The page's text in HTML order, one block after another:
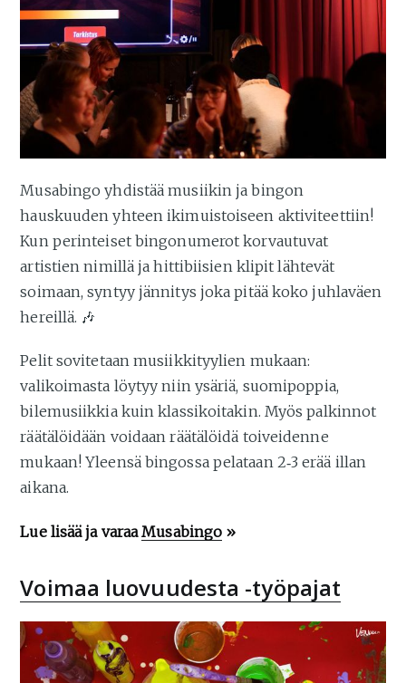
Musabingo yhdistää musiikin ja bingon
hauskuuden yhteen ikimuistoiseen aktiviteettiin!
Kun perinteiset bingonumerot korvautuvat
artistien nimillä ja hittibiisien klipit lähtevät
soimaan, syntyy jännitys joka pitää koko juhlaväen
hereillä. 🎶
Pelit sovitetaan musiikkityylien mukaan:
valikoimasta löytyy niin ysäriä, suomipoppia,
bilemusiikkia kuin klassikoitakin. Myös palkinnot
räätälöidään voidaan räätälöidä toiveidenne
mukaan! Yleensä bingossa pelataan 2‑3 erää illan
aikana.
Lue lisää ja varaaMusabingo »
Voimaa luovuudesta -työpajat